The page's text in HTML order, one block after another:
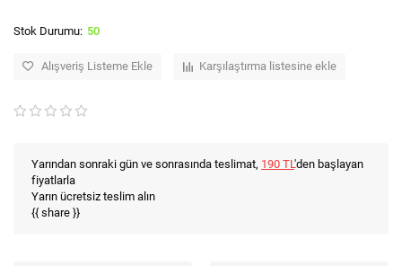
50
Alışveriş Listeme Ekle Karşılaştırma listesine ekle
Yarından sonraki gün ve sonrasında teslimat, 190 TL'den başlayan
fiyatlarla
Yarın ücretsiz teslim alın
{{ share }}